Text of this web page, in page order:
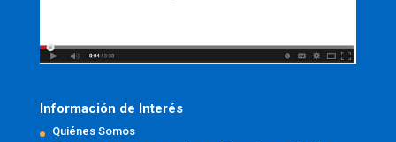
Información de Interés
Quiénes Somos